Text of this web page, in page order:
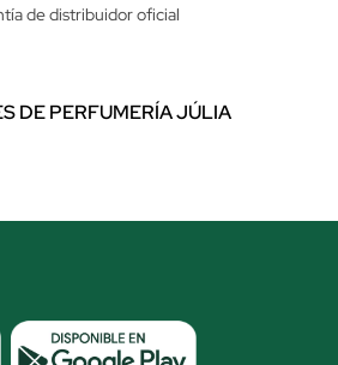
de distribuidor oficial
DE PERFUMERÍA JÚLIA